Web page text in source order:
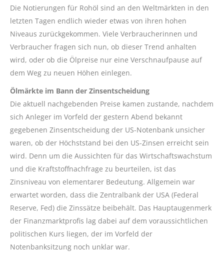
Die Notierungen für Rohöl sind an den Weltmärkten in den
letzten Tagen endlich wieder etwas von ihren hohen
Niveaus zurückgekommen. Viele Verbraucherinnen und
Verbraucher fragen sich nun, ob dieser Trend anhalten
wird, oder ob die Ölpreise nur eine Verschnaufpause auf
dem Weg zu neuen Höhen einlegen.
Ölmärkte im Bann der Zinsentscheidung
Die aktuell nachgebenden Preise kamen zustande, nachdem
sich Anleger im Vorfeld der gestern Abend bekannt
gegebenen Zinsentscheidung der US-Notenbank unsicher
waren, ob der Höchststand bei den US-Zinsen erreicht sein
wird. Denn um die Aussichten für das Wirtschaftswachstum
und die Kraftstoffnachfrage zu beurteilen, ist das
Zinsniveau von elementarer Bedeutung. Allgemein war
erwartet worden, dass die Zentralbank der USA (Federal
Reserve, Fed) die Zinssätze beibehält. Das Hauptaugenmerk
der Finanzmarktprofis lag dabei auf dem voraussichtlichen
politischen Kurs liegen, der im Vorfeld der
Notenbanksitzung noch unklar war.